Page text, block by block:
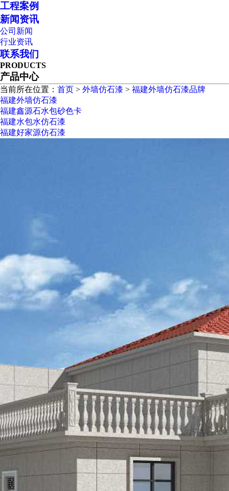
工程案例
新闻资讯
公司新闻
行业资讯
联系我们
PRODUCTS
产品中心
当前所在位置： 首页 > 外墙仿石漆 > 福建外墙仿石漆品牌
福建外墙仿石漆
福建鑫源石水包砂色卡
福建水包水仿石漆
福建好家源仿石漆